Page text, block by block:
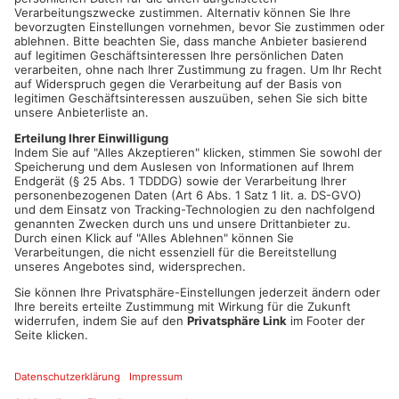
die zu Hause auf den Landesligisten TSV Karlburg trifft. Die
Mannschaft von Horr hatte sich in der ersten Runde stark
gegen die höherklassige Mannschaft aus Rimpar durchgesetzt.
Am Abend bestreitet dann Viktoria Aschaffenburg gegen den
Regionalligisten Ansbach ihr Pokalspiel. Zuhause ist der SVA
unter Neu-Trainer Goldhammer eine echte Macht. Aus den
ersten beiden Spielen sprangen sechs Punkte und null
Gegentore heraus. Mit dem Ligakonkurrenten aus Ansbach hat
die Viktoria allerdings ein schweres Los vor der Brust. Die
Gäste sind in der bisherigen Saison noch ungeschlagen und
überzeugen vor allem durch ihre gute Defensive.
Artikel teilen
ANZEIGE